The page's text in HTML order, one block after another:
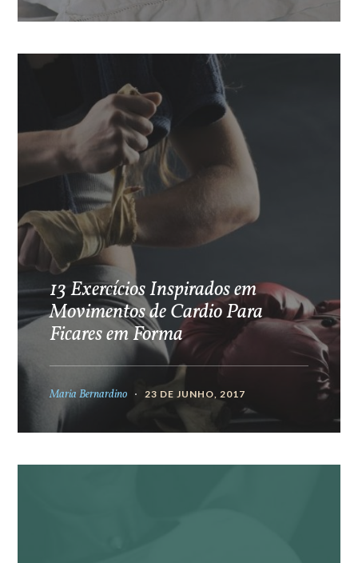
13 Exercícios Inspirados em
Movimentos de Cardio Para
Ficares em Forma
Maria Bernardino 23 DE JUNHO, 2017